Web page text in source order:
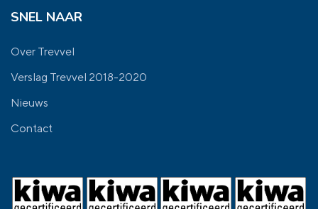
SNEL NAAR
Over Trevvel
Verslag Trevvel 2018-2020
Nieuws
Contact